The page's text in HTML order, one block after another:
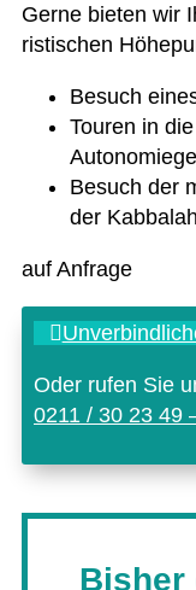
Gerne bie­ten wir
ris­ti­schen
Besuch
Tou­ren in
Besuch der
der Kabbalah
auf Anfrage
Oder rufen Sie
0211 / 30 23 49
Bisher